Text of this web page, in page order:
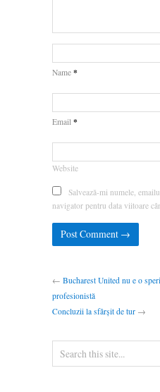
Name *
Email *
Website
Salvează-mi numele,
navigator pentru data viitoare
← Bucharest United nu e o
profesionistă
Concluzii la sfârșit de tur →